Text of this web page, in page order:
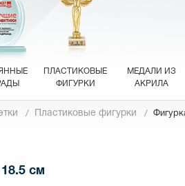
ПЛАСТИКОВЫЕ
ФИГУРКИ
МЕДАЛИ ИЗ
АКРИЛА
Пластиковые фигурки
см